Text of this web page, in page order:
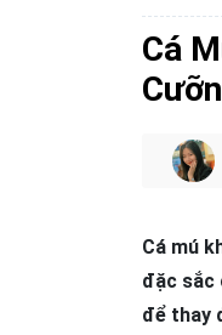
Cá
Cá mú
đặc sắc
để thay